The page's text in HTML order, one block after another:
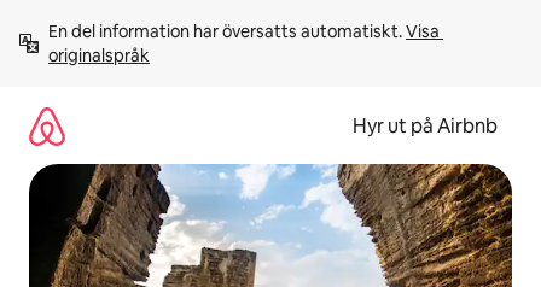
innehåll
En del information har översatts automatiskt. Visa
originalspråk
Hyr ut på Airbnb